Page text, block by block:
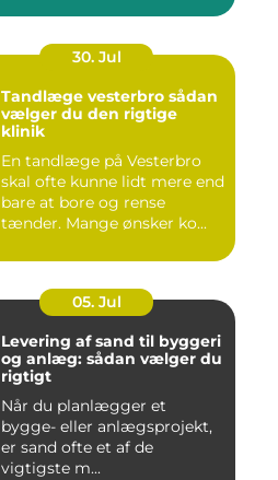
30. Jul
Tandlæge vesterbro sådan
vælger du den rigtige
klinik
En tandlæge på Vesterbro
skal ofte kunne lidt mere end
bare at bore og rense
tænder. Mange ønsker ko...
05. Jul
Levering af sand til byggeri
og anlæg: sådan vælger du
rigtigt
Når du planlægger et
bygge- eller anlægsprojekt,
er sand ofte et af de
vigtigste m...